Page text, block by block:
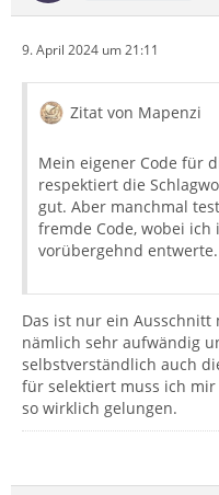
9. April 2024 um 21:11
Zitat von Mapenzi
Mein eigener Code für
respektiert die
gut. Aber manchmal
fremde Code, wobei
vorübergehnd entwerte.
Das ist nur ein Ausschnitt
nämlich sehr aufwändig
selbstverständlich auch
für selektiert muss ich
so wirklich gelungen.